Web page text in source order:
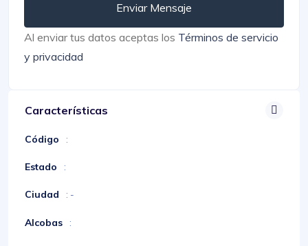
Enviar Mensaje
Al enviar tus datos aceptas los Términos de servicio
y privacidad
Características
Código :
Estado :
Ciudad : -
Alcobas :